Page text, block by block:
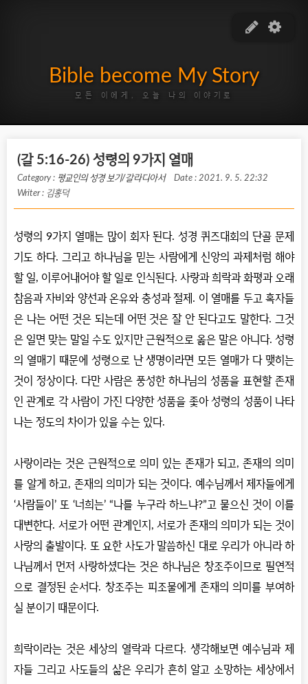
Bible become My Story
모든 이에게, 오늘 나의 이야기로
(갈 5:16-26) 성령의 9가지 열매
Category : 평교인의 성경 보기/갈라디아서
Date : 2021. 9. 5. 22:32
Writer : 김홍덕
성령의 9가지 열매는 많이 회자 된다. 성경 퀴즈대회의 단골 문제
기도 하다. 그리고 하나님을 믿는 사람에게 신앙의 과제처럼 해야
할 일, 이루어내어야 할 일로 인식된다. 사랑과 희락과 화평과 오래
참음과 자비와 양선과 온유와 충성과 절제 . 이 열매를 두고 혹자들
은 나는 어떤 것은 되는데 어떤 것은 잘 안 된다고도 말한다. 그것
은 일면 맞는 말일 수도 있지만 근원적으로 옳은 말은 아니다. 성령
의 열매기 때문에 성령으로 난 생명이라면 모든 열매가 다 맺히는
것이 정상이다. 다만 사람은 풍성한 하나님의 성품을 표현할 존재
인 관계로 각 사람이 가진 다양한 성품을 좇아 성령의 성품이 나타
나는 정도의 차이가 있을 수는 있다.
사랑이라는 것은 근원적으로 의미 있는 존재가 되고, 존재의 의미
를 알게 하고, 존재의 의미가 되는 것이다. 예수님께서 제자들에게
‘사람들이 ’ 또‘너희는’ “나를 누구라 하느냐?”고 물으신 것이 이를
대변한다. 서로가 어떤 관계인지 , 서로가 존재의 의미가 되는 것이
사랑의 출발이다. 또 요한 사도가 말씀하신 대로 우리가 아니라 하
나님께서 먼저 사랑하셨다는 것은 하나님은 창조주이므로 필연적
으로 결정된 순서다.창조주는 피조물에게 존재의 의미를 부여하
실 분이기 때문이다.
희락이라는 것은 세상의 열락과 다르다. 생각해보면 예수님과 제
자들 그리고 사도들의 삶은 우리가 흔히 알고 소망하는 세상에서